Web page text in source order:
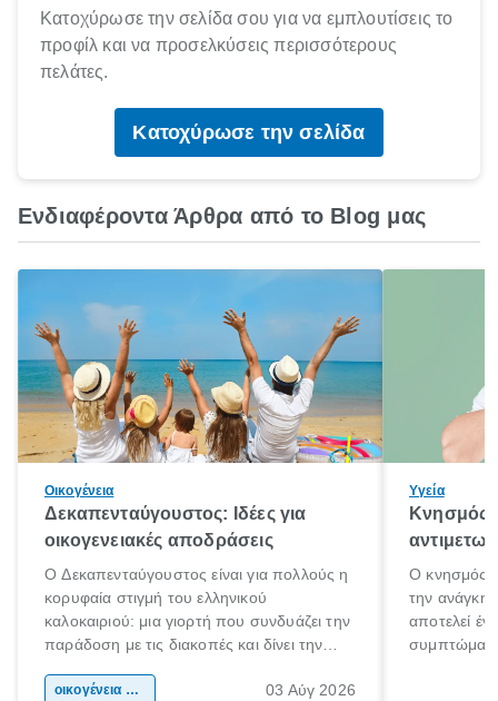
Κατοχύρωσε την σελίδα σου για να εμπλουτίσεις το
προφίλ και να προσελκύσεις περισσότερους
πελάτες.
Κατοχύρωσε την σελίδα
Ενδιαφέροντα Άρθρα από το Blog μας
Οικογένεια
Δεκαπενταύγουστος: Ιδέες για
οικογενειακές αποδράσεις
Ο Δεκαπενταύγουστος είναι για πολλούς η
κορυφαία στιγμή του ελληνικού
καλοκαιριού: μια γιορτή που συνδυάζει την
παράδοση με τις διακοπές και δίνει την
χώρας. Είτε πρόκειται για λίγες μέρες
οικογένεια & παιδί 03 Αύγ 2026
Υγεία
Κνησμός:
Ο κνησμός
την ανάγκη
αποτελεί